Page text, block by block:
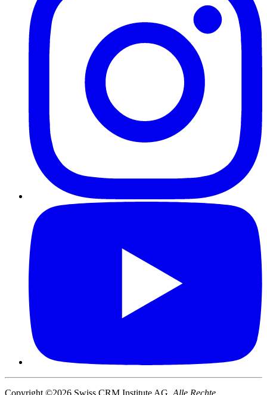
Copyright ©2026 Swiss CRM Institute AG. Alle Rechte